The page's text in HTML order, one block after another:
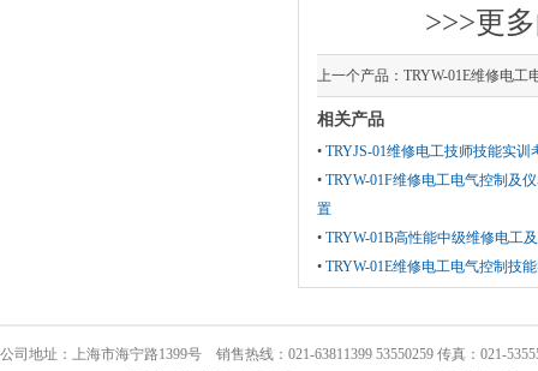
>>>更
上一个产品： TRYW-01E维修电工
相关产品
• TRYJS-01维修电工技师技能实训
• TRYW-01F维修电工电气控制及
置
• TRYW-01B高性能中级维修电工
• TRYW-01E维修电工电气控制技
公司地址：上海市海宁路1399号 销售热线：021-63811399 53550259 传真：021-